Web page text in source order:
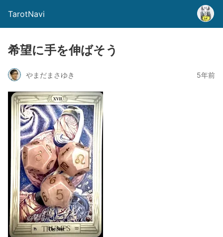
TarotNavi
希望に手を伸ばそう
やまだまさゆき 5年前